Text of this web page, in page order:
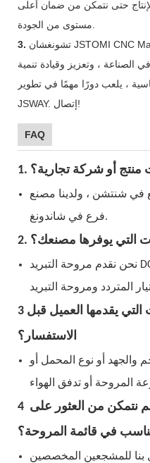
حتى نتمكن من ضمان أعلى
3. تشونغشان JSTOMI CNC Machine Tool Co., Ltd. سوف تسعى
الصناعة ، وتعزيز وقيادة تنمية
، يلعب دورًا مهمًا في تطوير
JSWAY. إتصال!
FAQ
منتج أو شركة تجارية؟
في شنتشن ، ولدينا مصنع
فرع في شاندونغ.
التي يوفرها مصنعك؟
نحن نقدم مروحة التبريد DC ، مروحة منفاخ DC ، مروحة
3 ما هي أنواع المعلومات التي يقدمها العميل قبل
الاستفسار؟
والجهد أو نوع المحمل أو
4 ماذا يمكنني أن أفعل إذا لم نتمكن من العثور على
في قائمة المروحة؟